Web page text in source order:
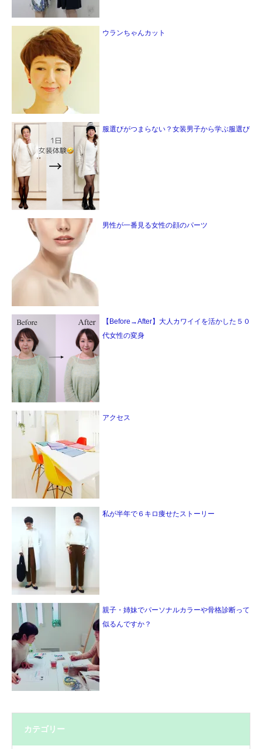
ウランちゃんカット
服選びがつまらない？女装男子から学ぶ服選び
男性が一番見る女性の顔のパーツ
【Before→After】大人カワイイを活かした５０
代女性の変身
アクセス
私が半年で６キロ痩せたストーリー
親子・姉妹でパーソナルカラーや骨格診断って
似るんですか？
カテゴリー